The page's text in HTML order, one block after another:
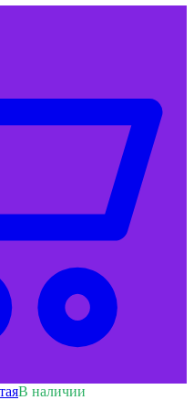
В наличии